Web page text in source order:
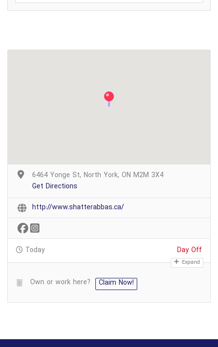
6464 Yonge St, North York, ON M2M 3X4
Get Directions
http://www.shatterabbas.ca/
Today Day Off
Expand
Own or work here? Claim Now!